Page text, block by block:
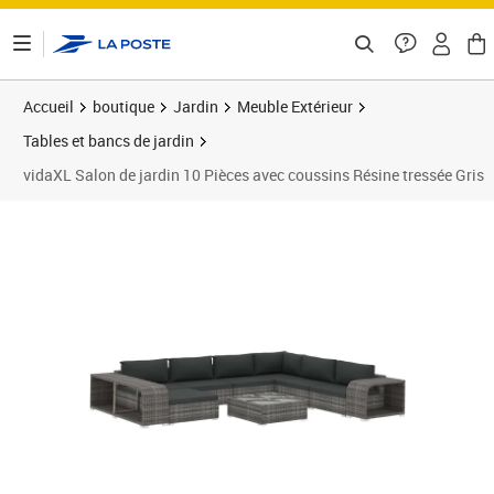
Accueil boutique Jardin
Meuble Extérieur
Tables et bancs de jardin
vidaXL Salon de jardin 10 Pièces avec coussins Résine tressée Gris